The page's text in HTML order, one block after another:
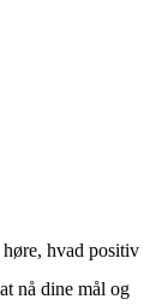
hvad positiv
nå dine mål og